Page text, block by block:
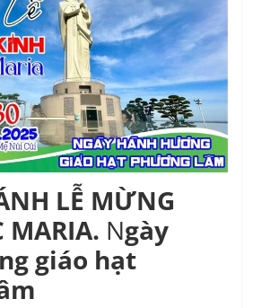
LỄ MỪNG
Ngày
giáo hạt